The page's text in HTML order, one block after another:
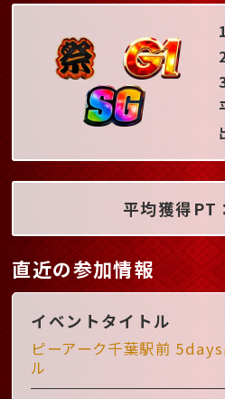
平均獲得PT
直近の参加情報
イベントタイトル
ピーアーク千葉駅前
ル